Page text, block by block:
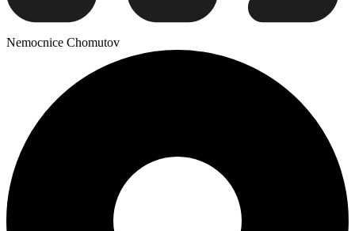
Nemocnice Chomutov